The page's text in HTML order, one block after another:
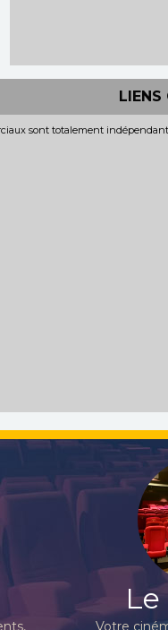
LIENS
sont totalement
Votre